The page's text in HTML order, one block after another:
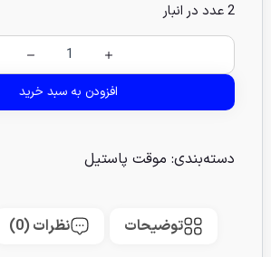
2 عدد در انبار
افزودن به سبد خرید
دسته‌بندی: موقت پاستیل
توضیحات نظرات (0)